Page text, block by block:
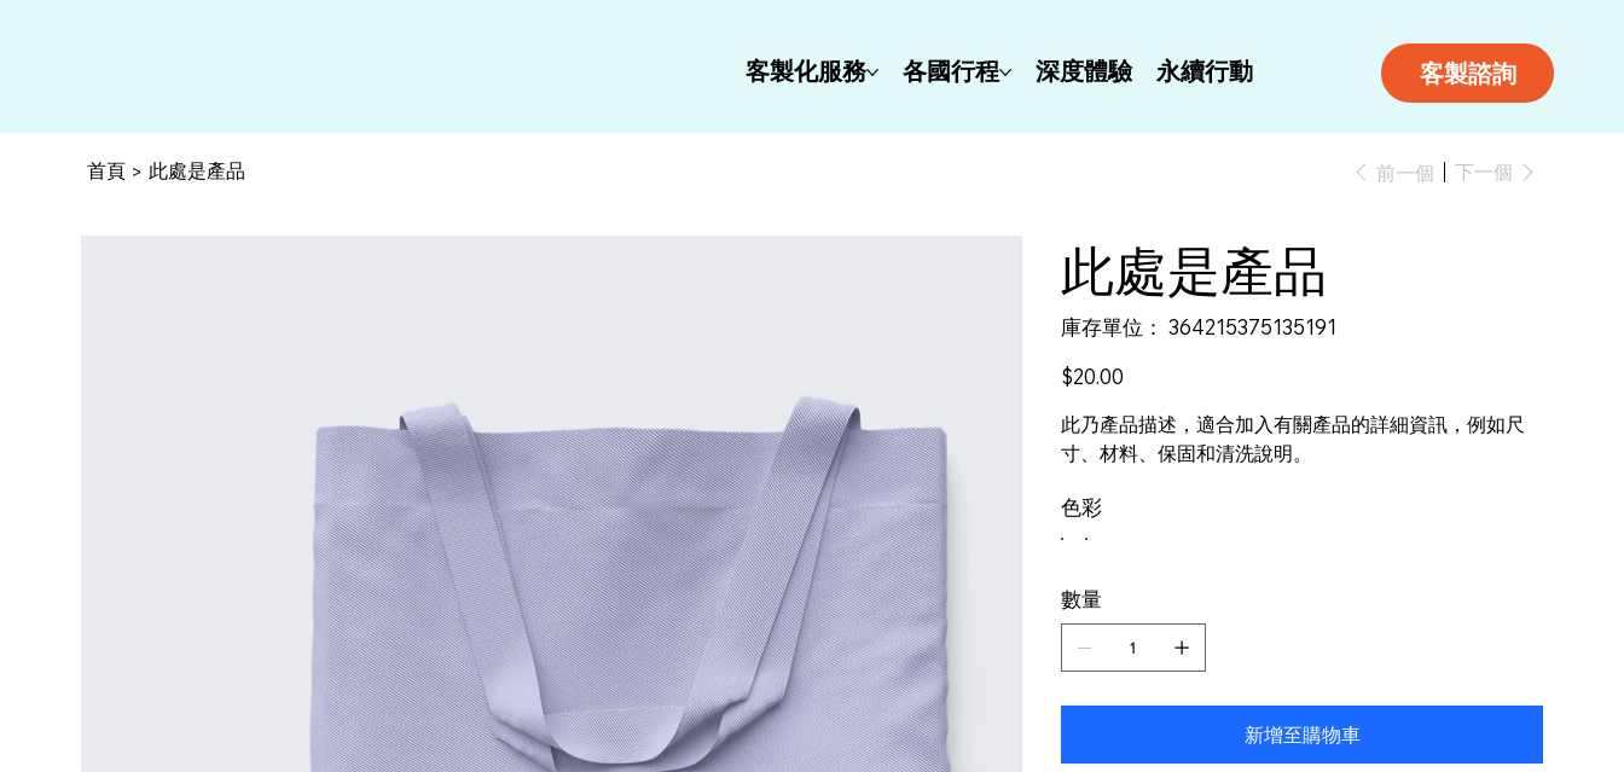
客製化服務 各國行程 深度體驗 永續行動 客製諮詢
首頁 > 此處是產品 前一個 下一個
此處是產品
庫存單位：
SKU
364215375135191
364215375135191
價
格
$20.00
此乃產品描述，適合加入有關產品的詳細資訊，例如尺
寸、材料、保固和清洗說明。
色彩
數量
新增至購物車